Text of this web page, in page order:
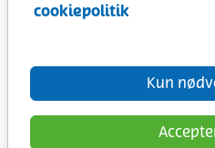
cookiepolitik
Kun